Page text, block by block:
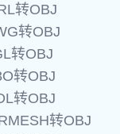
转OBJ
转OBJ
转OBJ
转OBJ
转OBJ
转OBJ